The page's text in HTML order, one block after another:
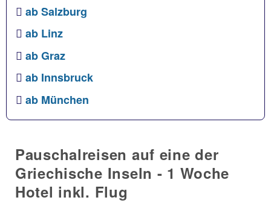
ab Salzburg
ab Linz
ab Graz
ab Innsbruck
ab München
Pauschalreisen auf eine der
Griechische Inseln - 1 Woche
Hotel inkl. Flug